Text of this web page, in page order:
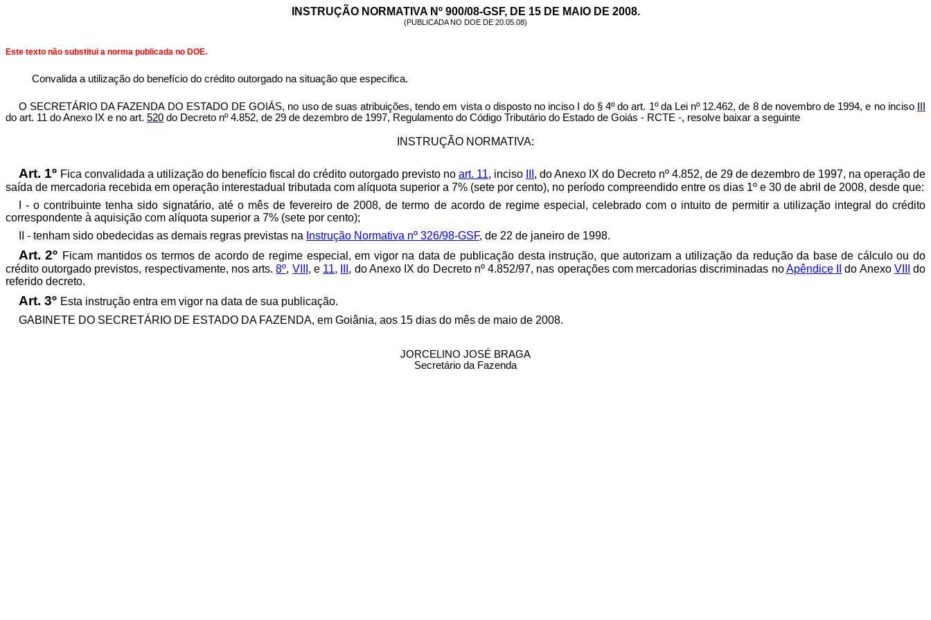
INSTRUÇÃO NORMATIVA Nº 900/08-GSF, DE 15 DE MAIO DE 2008.
(PUBLICADA NO DOE DE 20.05.08)
Este texto não substitui a norma publicada no DOE.
Convalida a utilização do benefício do crédito outorgado na situação que especifica.
O SECRETÁRIO DA FAZENDA DO ESTADO DE GOIÁS, no uso de suas atribuições, tendo em vista o disposto no inciso I do § 4º do art. 1º da Lei nº 12.462, de 8 de novembro de 1994, e no inciso
do art. 11 do Anexo IX e no art. 520 do Decreto nº 4.852, de 29 de dezembro de 1997, Regulamento do Código Tributário do Estado de Goiás - RCTE -, resolve baixar a seguinte
INSTRUÇÃO NORMATIVA:
Art. 1º Fica convalidada a utilização do benefício fiscal do crédito outorgado previsto no art. 11, inciso
, do Anexo IX do Decreto nº 4.852, de 29 de dezembro de 1997, na operação de
saída de mercadoria recebida em operação interestadual tributada com alíquota superior a 7% (sete por cento), no período compreendido entre os dias 1º e 30 de abril de 2008, desde que:
I - o contribuinte tenha sido signatário, até o mês de fevereiro de 2008, de termo de acordo de regime especial, celebrado com o intuito de permitir a utilização integral do crédito
correspondente à aquisição com alíquota superior a 7% (sete por cento);
II - tenham sido obedecidas as demais regras previstas na Instrução Normativa nº 326/98-GSF, de 22 de janeiro de 1998.
Art. 2º Ficam mantidos os termos de acordo de regime especial, em vigor na data de publicação desta instrução, que autorizam a utilização da redução da base de cálculo ou do
crédito outorgado previstos, respectivamente, nos arts.8º, VII , e 11, , do Anexo IX do Decreto nº 4.852/97, nas operações com mercadorias discriminadas noApêndice II do Anexo VIII
do
referido decreto.
Art. 3º Esta instrução entra em vigor na data de sua publicação.
GABINETE DO SECRETÁRIO DE ESTADO DA FAZENDA, em Goiânia, aos 15 dias do mês de maio de 2008.
JORCELINO JOSÉ BRAGA
Secretário da Fazenda